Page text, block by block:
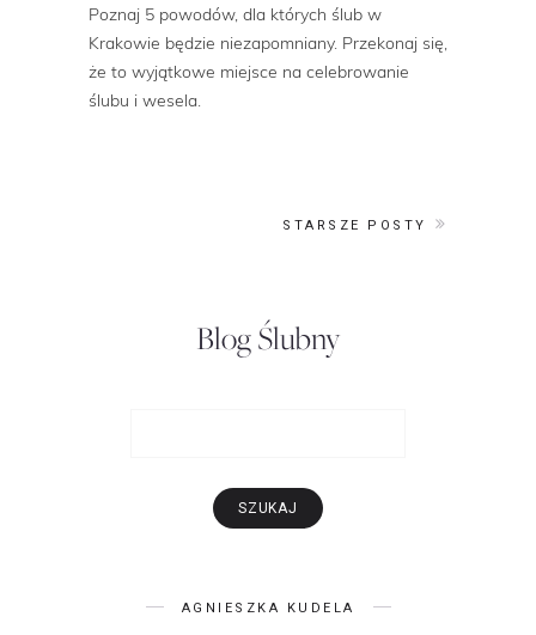
Poznaj 5 powodów, dla których ślub w
Krakowie będzie niezapomniany. Przekonaj się,
że to wyjątkowe miejsce na celebrowanie
ślubu i wesela.
STARSZE POSTY
Blog Ślubny
AGNIESZKA KUDELA